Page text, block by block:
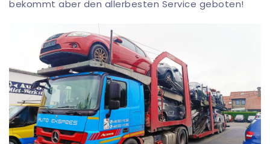
bekommt aber den allerbesten Service geboten!